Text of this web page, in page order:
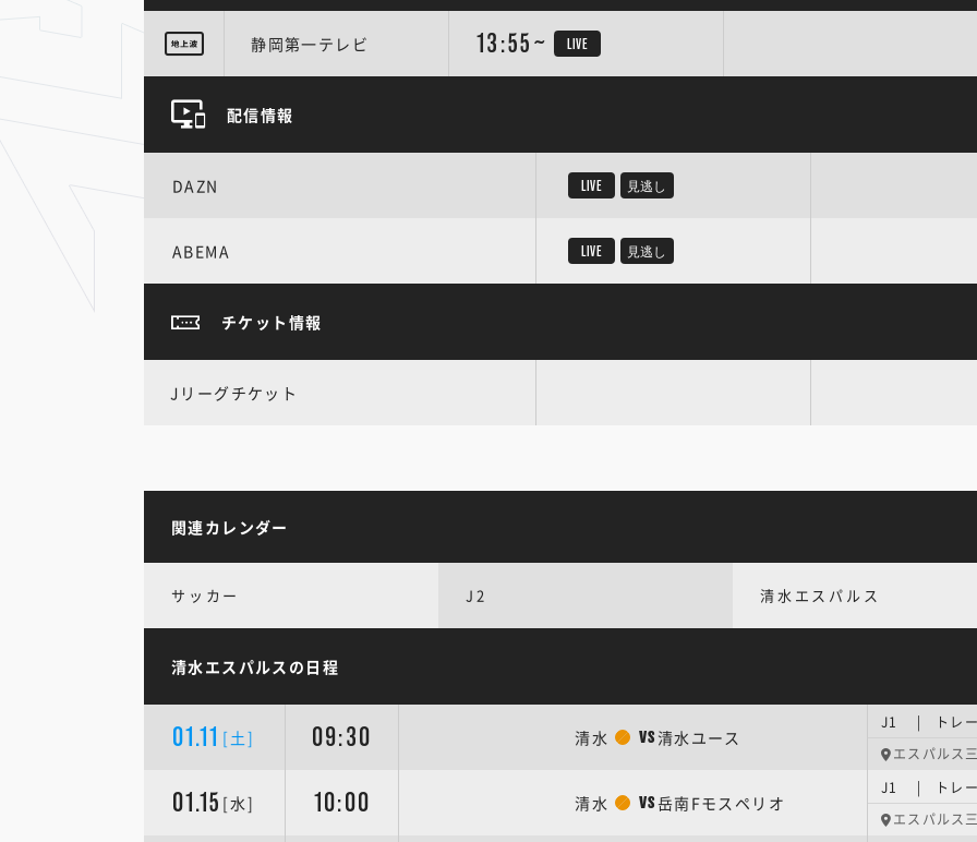
静岡第一テレビ 13:55~ LIVE
配信情報
DAZN LIVE 見逃し
ABEMA LIVE 見逃し
チケット情報
Jリーグチケット
関連カレンダー
サッカー J2 清水エスパルス
清水エスパルスの日程
01.11 [土] 09:30 清水 VS 清水ユース
J1 | トレー
エスパルス
01.15 [水] 10:00 清水 VS岳南Fモスペリオ
J1 | トレー
エスパルス